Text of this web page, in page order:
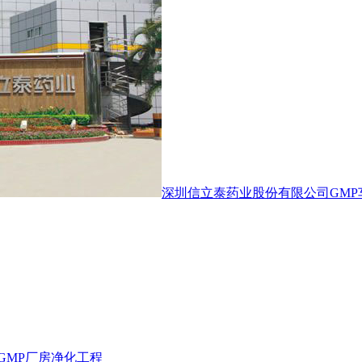
深圳信立泰药业股份有限公司GMP
厂房净化工程